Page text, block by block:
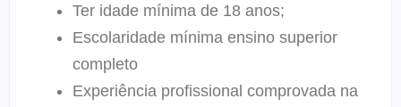
Ter idade mínima de 18 anos;
Escolaridade mínima ensino superior
completo
Experiência profissional comprovada na